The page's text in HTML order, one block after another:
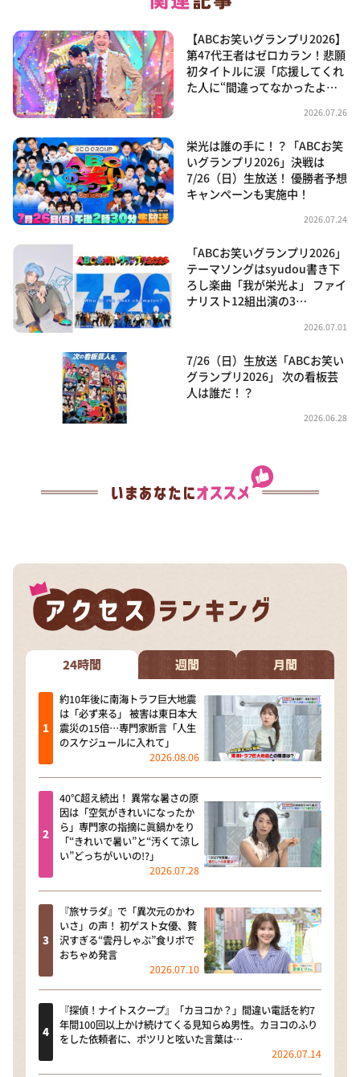
【ABCお笑いグランプリ2026】
第47代王者はゼロカラン！悲願
初タイトルに涙「応援してくれ
た人に“間違ってなかったよ…
2026.07.26
栄光は誰の手に！？「ABCお笑
いグランプリ2026」決戦は
7/26（日）生放送！ 優勝者予想
キャンペーンも実施中！
2026.07.24
「ABCお笑いグランプリ2026」
テーマソングはsyudou書き下
ろし楽曲「我が栄光よ」 ファイ
ナリスト12組出演の3…
2026.07.01
7/26（日）生放送「ABCお笑い
グランプリ2026」 次の看板芸
人は誰だ！？
2026.06.28
24時間 週間 月間
約10年後に南海トラフ巨大地震
は「必ず来る」 被害は東日本大
震災の15倍…専門家断言「人生
のスケジュールに入れて」
2026.08.06
40℃超え続出！ 異常な暑さの原
因は「空気がきれいになったか
ら」専門家の指摘に眞鍋かをり
「“きれいで暑い”と“汚くて涼し
い”どっちがいいの!?」
2026.07.28
『旅サラダ』で「異次元のかわ
いさ」の声！ 初ゲスト女優、贅
沢すぎる“雲丹しゃぶ”食リポで
おちゃめ発言
2026.07.10
『探偵！ナイトスクープ』「カヨコか？」間違い電話を約7
年間100回以上かけ続けてくる見知らぬ男性。カヨコのふり
をした依頼者に、ポツリと呟いた言葉は…
2026.07.14